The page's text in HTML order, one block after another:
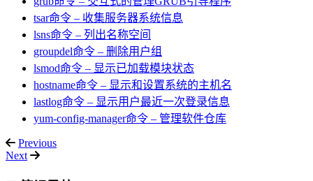
tsar命令 – 收集服务器系统信息
lsns命令 – 列出名称空间
groupdel命令 – 删除用户组
lsmod命令 – 显示已加载模块状态
hostname命令 – 显示和设置系统的主机名
lastlog命令 – 显示用户最近一次登录信息
yum-config-manager命令 – 管理软件仓库
Previous
Next